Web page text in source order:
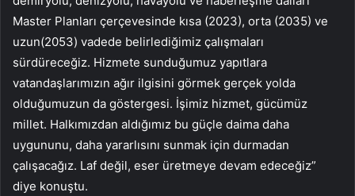
Master Planları çerçevesinde kısa (2023), orta (2035) ve
uzun(2053) vadede belirlediğimiz çalışmaları
sürdüreceğiz. Hizmete sunduğumuz yapıtlara
vatandaşlarımızın ağır ilgisini görmek gerçek yolda
olduğumuzun da göstergesi. İşimiz hizmet, gücümüz
millet. Halkımızdan aldığımız bu güçle daima daha
uygununu, daha yararlısını sunmak için durmadan
çalışacağız. Laf değil, eser üretmeye devam edeceğiz”
diye konuştu.